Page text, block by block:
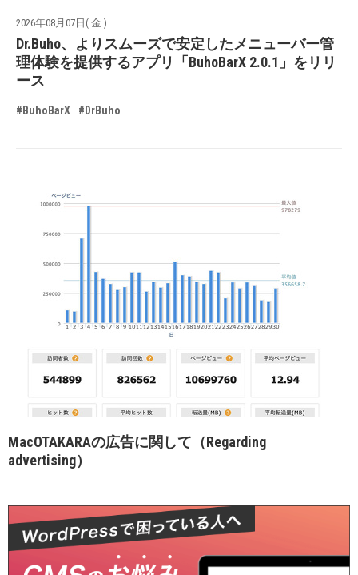
2026年08月07日( 金 )
Dr.Buho、よりスムーズで安定したメニューバー管
理体験を提供するアプリ「BuhoBarX 2.0.1」をリリ
ース
#BuhoBarX #DrBuho
MacOTAKARAの広告に関して（Regarding
advertising）